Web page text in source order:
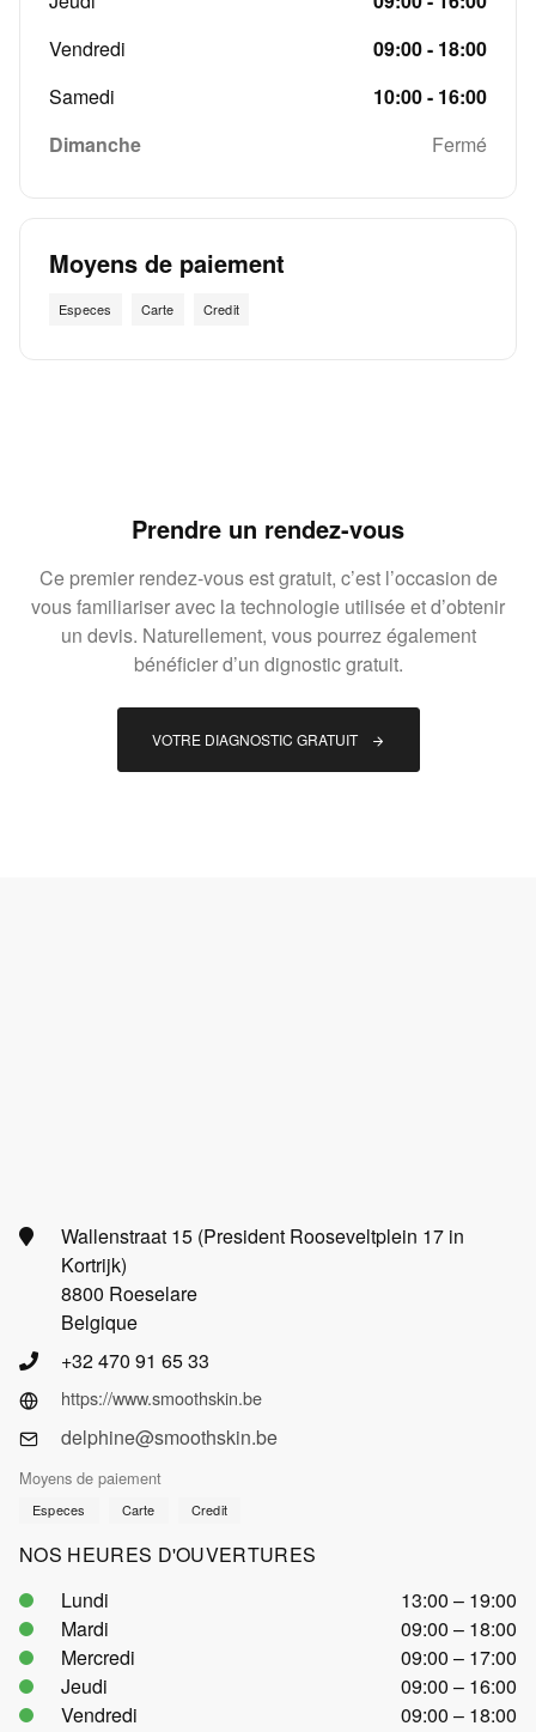
Vendredi
09:00 - 18:00
Samedi
10:00 - 16:00
Dimanche
Fermé
Moyens de paiement
Especes Carte Credit
Prendre un rendez-vous
Ce premier rendez-vous est gratuit, c’est l’occasion de
vous familiariser avec la technologie utilisée et d’obtenir
un devis. Naturellement, vous pourrez également
bénéficier d’un dignostic gratuit.
VOTRE DIAGNOSTIC GRATUIT
Wallenstraat 15 (President Rooseveltplein 17 in
Kortrijk)
8800 Roeselare
Belgique
+32 470 91 65 33
https://www.smoothskin.be
delphine@smoothskin.be
Moyens de paiement
Especes Carte Credit
NOS HEURES D'OUVERTURES
Lundi
13:00 – 19:00
Mardi
09:00 – 18:00
Mercredi
09:00 – 17:00
Jeudi
09:00 – 16:00
Vendredi
09:00 – 18:00